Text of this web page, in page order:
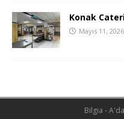
Konak
Mayıs 11, 2026
Bilgia -